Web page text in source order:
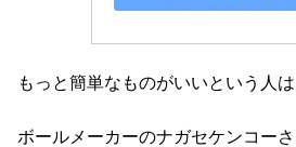
もっと簡単なものがいいという人は
ボールメーカーのナガセケンコー